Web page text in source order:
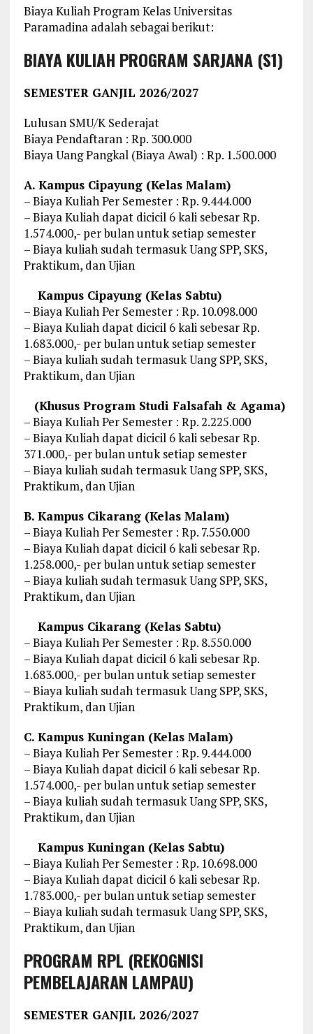
Biaya Kuliah Program Kelas Universitas
Paramadina adalah sebagai berikut:
BIAYA KULIAH PROGRAM SARJANA (S1)
SEMESTER GANJIL 2026/2027
Lulusan SMU/K Sederajat
Biaya Pendaftaran : Rp. 300.000
Biaya Uang Pangkal (Biaya Awal) : Rp. 1.500.000
A. Kampus Cipayung (Kelas Malam)
– Biaya Kuliah Per Semester : Rp. 9.444.000
– Biaya Kuliah dapat dicicil 6 kali sebesar Rp.
1.574.000,- per bulan untuk setiap semester
– Biaya kuliah sudah termasuk Uang SPP, SKS,
Praktikum, dan Ujian
Kampus Cipayung (Kelas Sabtu)
– Biaya Kuliah Per Semester : Rp. 10.098.000
– Biaya Kuliah dapat dicicil 6 kali sebesar Rp.
1.683.000,- per bulan untuk setiap semester
– Biaya kuliah sudah termasuk Uang SPP, SKS,
Praktikum, dan Ujian
(Khusus Program Studi Falsafah & Agama)
– Biaya Kuliah Per Semester : Rp. 2.225.000
– Biaya Kuliah dapat dicicil 6 kali sebesar Rp.
371.000,- per bulan untuk setiap semester
– Biaya kuliah sudah termasuk Uang SPP, SKS,
Praktikum, dan Ujian
B. Kampus Cikarang (Kelas Malam)
– Biaya Kuliah Per Semester : Rp. 7.550.000
– Biaya Kuliah dapat dicicil 6 kali sebesar Rp.
1.258.000,- per bulan untuk setiap semester
– Biaya kuliah sudah termasuk Uang SPP, SKS,
Praktikum, dan Ujian
Kampus Cikarang (Kelas Sabtu)
– Biaya Kuliah Per Semester : Rp. 8.550.000
– Biaya Kuliah dapat dicicil 6 kali sebesar Rp.
1.683.000,- per bulan untuk setiap semester
– Biaya kuliah sudah termasuk Uang SPP, SKS,
Praktikum, dan Ujian
C. Kampus Kuningan (Kelas Malam)
– Biaya Kuliah Per Semester : Rp. 9.444.000
– Biaya Kuliah dapat dicicil 6 kali sebesar Rp.
1.574.000,- per bulan untuk setiap semester
– Biaya kuliah sudah termasuk Uang SPP, SKS,
Praktikum, dan Ujian
Kampus Kuningan (Kelas Sabtu)
– Biaya Kuliah Per Semester : Rp. 10.698.000
– Biaya Kuliah dapat dicicil 6 kali sebesar Rp.
1.783.000,- per bulan untuk setiap semester
– Biaya kuliah sudah termasuk Uang SPP, SKS,
Praktikum, dan Ujian
PROGRAM RPL (REKOGNISI
PEMBELAJARAN LAMPAU)
SEMESTER GANJIL 2026/2027